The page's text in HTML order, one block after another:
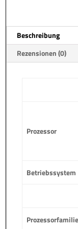
Beschreibung
Rezensionen (0)
Prozessor
Betriebssystem
Prozessorfamilie